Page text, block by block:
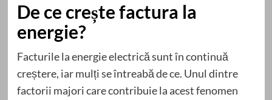
De ce crește factura la
energie?
Facturile la energie electrică sunt în continuă
creștere, iar mulți se întreabă de ce. Unul dintre
factorii majori care contribuie la acest fenomen